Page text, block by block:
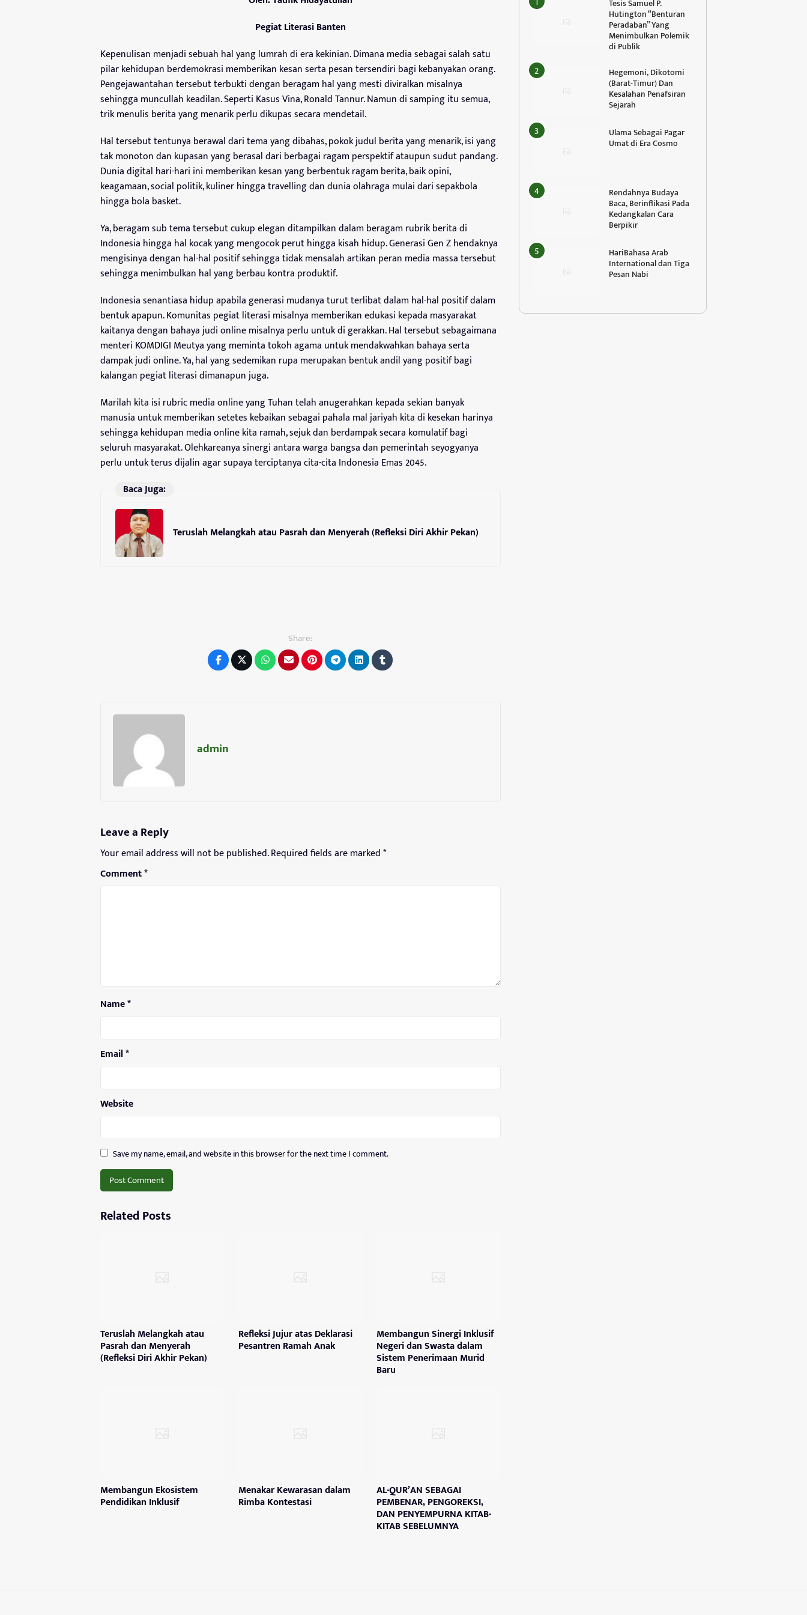
Pegiat Literasi Banten
Kepenulisan menjadi sebuah hal yang lumrah di era kekinian. Dimana media sebagai salah satu
pilar kehidupan berdemokrasi memberikan kesan serta pesan tersendiri bagi kebanyakan orang.
Pengejawantahan tersebut terbukti dengan beragam hal yang mesti diviralkan misalnya
sehingga muncullah keadilan. Seperti Kasus Vina, Ronald Tannur. Namun di samping itu semua,
trik menulis berita yang menarik perlu dikupas secara mendetail.
Hal tersebut tentunya berawal dari tema yang dibahas, pokok judul berita yang menarik, isi yang
tak monoton dan kupasan yang berasal dari berbagai ragam perspektif ataupun sudut pandang.
Dunia digital hari-hari ini memberikan kesan yang berbentuk ragam berita, baik opini,
keagamaan, social politik, kuliner hingga travelling dan dunia olahraga mulai dari sepakbola
hingga bola basket.
Ya, beragam sub tema tersebut cukup elegan ditampilkan dalam beragam rubrik berita di
Indonesia hingga hal kocak yang mengocok perut hingga kisah hidup. Generasi Gen Z hendaknya
mengisinya dengan hal-hal positif sehingga tidak mensalah artikan peran media massa tersebut
sehingga menimbulkan hal yang berbau kontra produktif.
Indonesia senantiasa hidup apabila generasi mudanya turut terlibat dalam hal-hal positif dalam
bentuk apapun. Komunitas pegiat literasi misalnya memberikan edukasi kepada masyarakat
kaitanya dengan bahaya judi online misalnya perlu untuk di gerakkan. Hal tersebut sebagaimana
menteri KOMDIGI Meutya yang meminta tokoh agama untuk mendakwahkan bahaya serta
dampak judi online. Ya, hal yang sedemikan rupa merupakan bentuk andil yang positif bagi
kalangan pegiat literasi dimanapun juga.
Marilah kita isi rubric media online yang Tuhan telah anugerahkan kepada sekian banyak
manusia untuk memberikan setetes kebaikan sebagai pahala mal jariyah kita di kesekan harinya
sehingga kehidupan media online kita ramah, sejuk dan berdampak secara komulatif bagi
seluruh masyarakat. Olehkareanya sinergi antara warga bangsa dan pemerintah seyogyanya
perlu untuk terus dijalin agar supaya terciptanya cita-cita Indonesia Emas 2045.
Baca Juga:
Teruslah Melangkah atau Pasrah dan Menyerah (Refleksi Diri Akhir Pekan)
Share:
admin
Leave a Reply
Your email address will not be published.Required fields are marked*
Comment*
Name*
Email*
Website
Save my name, email, and website in this browser for the next time I comment.
Related Posts
Teruslah Melangkah atau
Pasrah dan Menyerah
(Refleksi Diri Akhir Pekan)
Refleksi Jujur atas Deklarasi
Pesantren Ramah Anak
Membangun Sinergi Inklusif
Negeri dan Swasta dalam
Sistem Penerimaan Murid
Baru
Membangun Ekosistem
Pendidikan Inklusif
Menakar Kewarasan dalam
Rimba Kontestasi
AL-QUR’AN SEBAGAI
PEMBENAR, PENGOREKSI,
DAN PENYEMPURNA KITAB-
KITAB SEBELUMNYA
Tesis Samuel P.
Hutington “Benturan
Peradaban” Yang
Menimbulkan Polemik
di Publik
Hegemoni, Dikotomi
(Barat-Timur) Dan
Kesalahan Penafsiran
Sejarah
Ulama Sebagai Pagar
Umat di Era Cosmo
Rendahnya Budaya
Baca, Berinflikasi Pada
Kedangkalan Cara
Berpikir
HariBahasa Arab
International dan Tiga
Pesan Nabi